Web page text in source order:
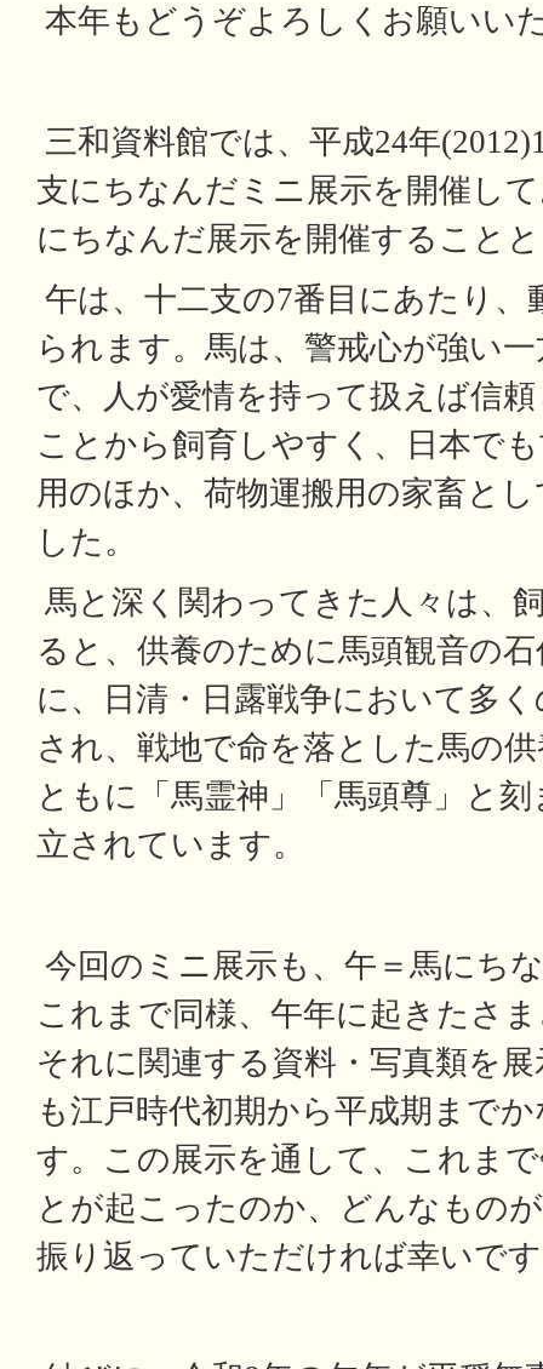
本年もどうぞよろしくお願いい
三和資料館では、平成24年
支にちなんだミニ展示を開催し
にちなんだ展示を開催すること
午は、十二支の7番目にあたり
られます。馬は、警戒心が強い
で、人が愛情を持って扱えば信
ことから飼育しやすく、日本で
用のほか、荷物運搬用の家畜と
した。
馬と深く関わってきた人々は、
ると、供養のために馬頭観音の
に、日清・日露戦争において多
され、戦地で命を落とした馬の
ともに「馬霊神」「馬頭尊」と
立されています。
今回のミニ展示も、午＝馬にち
これまで同様、午年に起きたさ
それに関連する資料・写真類を
も江戸時代初期から平成期まで
す。この展示を通して、これま
とが起こったのか、どんなもの
振り返っていただければ幸いで